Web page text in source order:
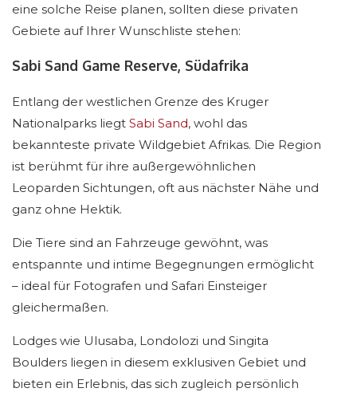
eine solche Reise planen, sollten diese privaten
Gebiete auf Ihrer Wunschliste stehen:
Sabi Sand Game Reserve, Südafrika
Entlang der westlichen Grenze des Kruger
Nationalparks liegt Sabi Sand, wohl das
bekannteste private Wildgebiet Afrikas. Die Region
ist berühmt für ihre außergewöhnlichen
Leoparden Sichtungen, oft aus nächster Nähe und
ganz ohne Hektik.
Die Tiere sind an Fahrzeuge gewöhnt, was
entspannte und intime Begegnungen ermöglicht
– ideal für Fotografen und Safari Einsteiger
gleichermaßen.
Lodges wie Ulusaba, Londolozi und Singita
Boulders liegen in diesem exklusiven Gebiet und
bieten ein Erlebnis, das sich zugleich persönlich